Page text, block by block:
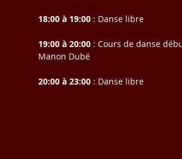
18:00 à 19:00 : Danse libre
19:00 à 20:00 : Cours de danse
Manon Dubé
20:00 à 23:00 : Danse libre